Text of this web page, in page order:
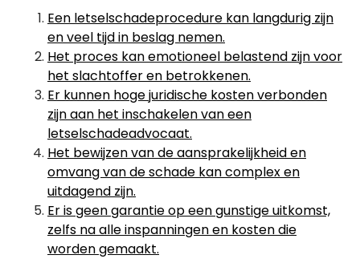
Een letselschadeprocedure kan langdurig zijn
en veel tijd in beslag nemen.
Het proces kan emotioneel belastend zijn voor
het slachtoffer en betrokkenen.
Er kunnen hoge juridische kosten verbonden
zijn aan het inschakelen van een
letselschadeadvocaat.
Het bewijzen van de aansprakelijkheid en
omvang van de schade kan complex en
uitdagend zijn.
Er is geen garantie op een gunstige uitkomst,
zelfs na alle inspanningen en kosten die
worden gemaakt.